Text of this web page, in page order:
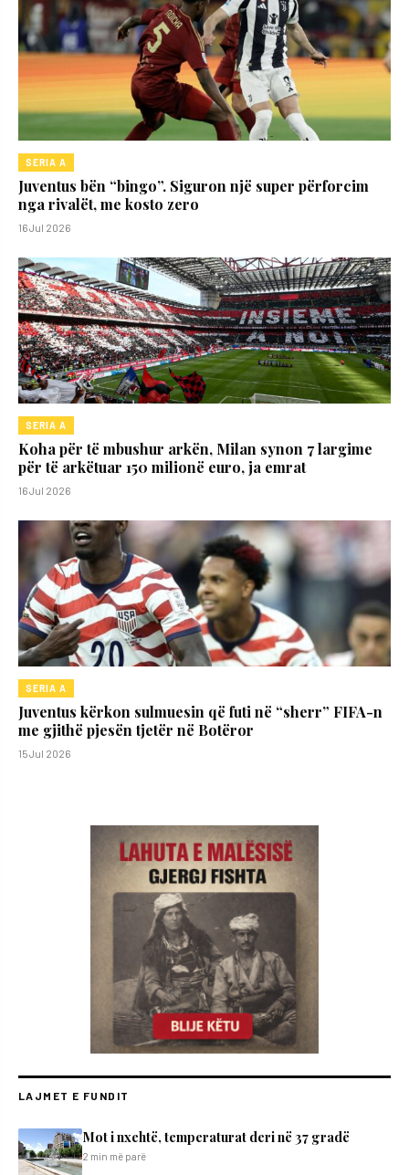
SERIA A
Juventus bën “bingo”. Siguron një super përforcim
nga rivalët, me kosto zero
16 Jul 2026
SERIA A
Koha për të mbushur arkën, Milan synon 7 largime
për të arkëtuar 150 milionë euro, ja emrat
16 Jul 2026
SERIA A
Juventus kërkon sulmuesin që futi në “sherr” FIFA-n
me gjithë pjesën tjetër në Botëror
15 Jul 2026
LAJMET E FUNDIT
Mot i nxehtë, temperaturat deri në 37 gradë
2 min më parë